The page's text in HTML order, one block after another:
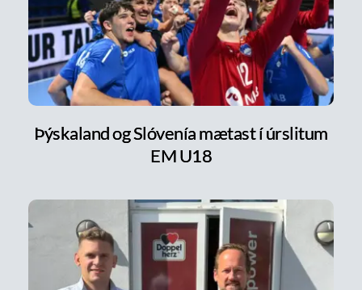
Þýskaland og Slóvenía mætast í úrslitum
EM U18